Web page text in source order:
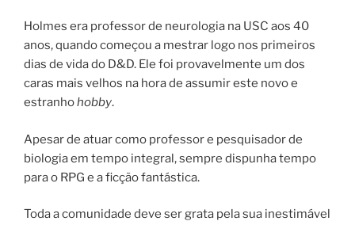
Holmes era professor de neurologia na USC aos 40
anos, quando começou a mestrar logo nos primeiros
dias de vida do D&D. Ele foi provavelmente um dos
caras mais velhos na hora de assumir este novo e
estranhohobby.
Apesar de atuar como professor e pesquisador de
biologia em tempo integral, sempre dispunha tempo
para o RPG e a ficção fantástica.
Toda a comunidade deve ser grata pela sua inestimável